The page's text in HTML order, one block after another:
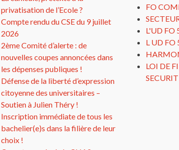
privatisation de l’Ecole ?
Compte rendu du CSE du 9 juillet
2026
2ème Comité d’alerte : de
nouvelles coupes annoncées dans
les dépenses publiques !
Défense de la liberté d’expression
citoyenne des universitaires –
Soutien à Julien Théry !
Inscription immédiate de tous les
bachelier(e)s dans la filière de leur
choix !
FO
L'UD
L UD
LOI DE